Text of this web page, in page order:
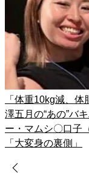
「体重10kg減、
澤五月の“あの”バ
ー・マムシ〇口子
「大変身の裏側」